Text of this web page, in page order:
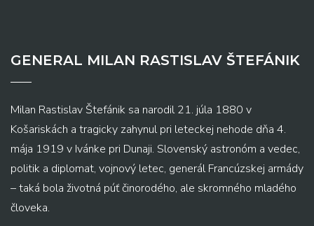
GENERAL MILAN RASTISLAV ŠTEFÁNIK
Milan Rastislav Štefánik sa narodil 21. júla 1880 v
Košariskách a tragicky zahynul pri leteckej nehode dňa 4.
mája 1919 v Ivánke pri Dunaji. Slovenský astronóm a vedec,
politik a diplomat, vojnový letec, generál Francúzskej armády
– taká bola životná púť činorodého, ale skromného mladého
človeka.